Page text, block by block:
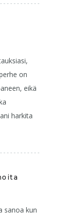
on
eikä
harkita
sanoa kun